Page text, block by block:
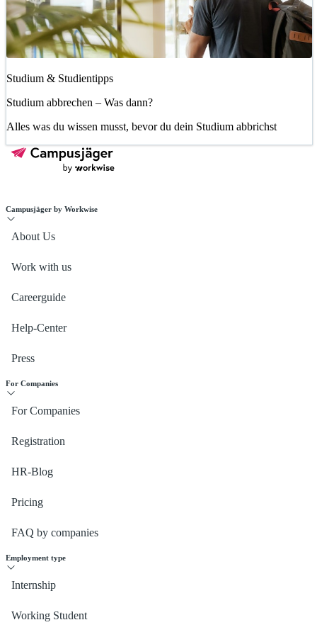
Studium & Studientipps
Studium abbrechen – Was dann?
Alles was du wissen musst, bevor du dein Studium abbrichst
Campusjäger by Workwise
About Us
Work with us
Careerguide
Help-Center
Press
For Companies
For Companies
Registration
HR-Blog
Pricing
FAQ by companies
Employment type
Internship
Working Student